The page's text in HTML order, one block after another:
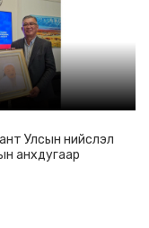
Улсын нийслэл
анхдугаар